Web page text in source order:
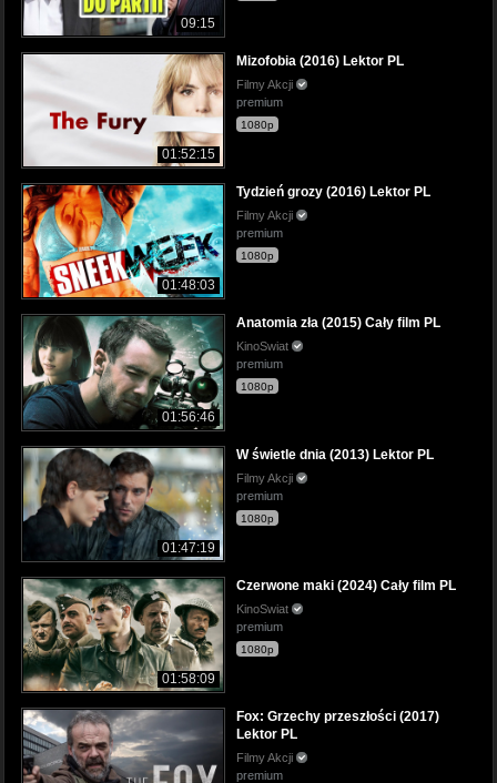
09:15
01:52:15
Mizofobia (2016) Lektor PL
Filmy Akcji
premium
1080p
01:48:03
Tydzień grozy (2016) Lektor PL
Filmy Akcji
premium
1080p
01:56:46
Anatomia zła (2015) Cały film PL
KinoSwiat
premium
1080p
01:47:19
W świetle dnia (2013) Lektor PL
Filmy Akcji
premium
1080p
01:58:09
Czerwone maki (2024) Cały film PL
KinoSwiat
premium
1080p
Fox: Grzechy przeszłości (2017)
Lektor PL
Filmy Akcji
premium